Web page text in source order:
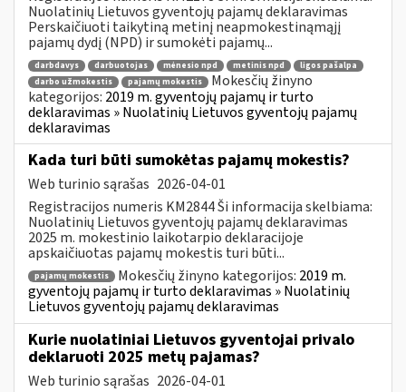
Nuolatinių Lietuvos gyventojų pajamų deklaravimas
Perskaičiuoti taikytiną metinį neapmokestinąmąjį
pajamų dydį (NPD) ir sumokėti pajamų...
darbdavys darbuotojas mėnesio npd metinis npd
ligos pašalpa
darbo užmokestis
pajamų mokestis
Mokesčių žinyno
kategorijos: 2019 m. gyventojų pajamų ir turto
deklaravimas » Nuolatinių Lietuvos gyventojų pajamų
deklaravimas
Kada turi būti sumokėtas pajamų mokestis?
Web turinio sąrašas 2026-04-01
Registracijos numeris KM2844 Ši informacija skelbiama:
Nuolatinių Lietuvos gyventojų pajamų deklaravimas
2025 m. mokestinio laikotarpio deklaracijoje
apskaičiuotas pajamų mokestis turi būti...
pajamų mokestis Mokesčių žinyno kategorijos: 2019 m.
gyventojų pajamų ir turto deklaravimas » Nuolatinių
Lietuvos gyventojų pajamų deklaravimas
Kurie nuolatiniai Lietuvos gyventojai privalo
deklaruoti 2025 metų pajamas?
Web turinio sąrašas 2026-04-01